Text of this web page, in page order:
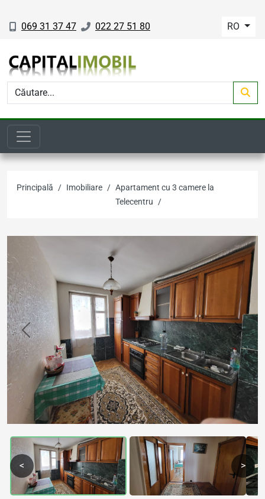
069 31 37 47 022 27 51 80 RO
Principală Imobiliare
Apartament cu 3 camere la
Telecentru
Previous Next
< >